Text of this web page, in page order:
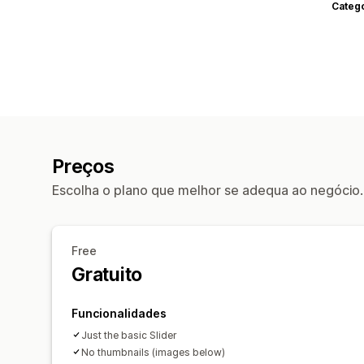
Preços
Escolha o plano que melhor se adequa ao negócio.
Free
Gratuito
Funcionalidades
Just the basic Slider
No thumbnails (images below)